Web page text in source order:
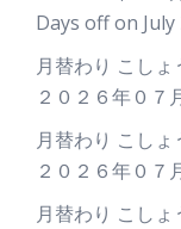
Days off on July
月替わり こし
２０２６年０７
月替わり こし
２０２６年０７
月替わり こし